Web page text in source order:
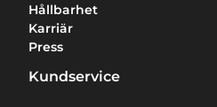
Hållbarhet
Karriär
Press
Kundservice